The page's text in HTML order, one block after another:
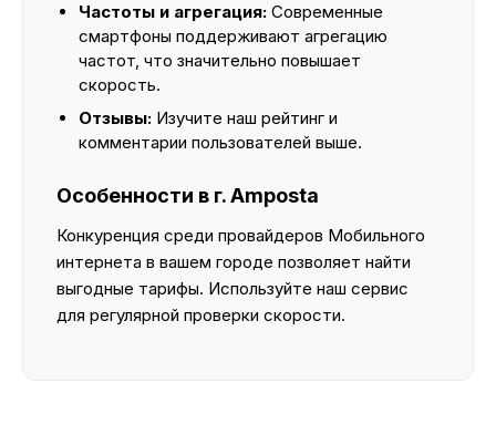
Частоты и агрегация: Современные
смартфоны поддерживают агрегацию
частот, что значительно повышает
скорость.
Отзывы: Изучите наш рейтинг и
комментарии пользователей выше.
Особенности в г. Amposta
Конкуренция среди провайдеров Мобильного
интернета в вашем городе позволяет найти
выгодные тарифы. Используйте наш сервис
для регулярной проверки скорости.